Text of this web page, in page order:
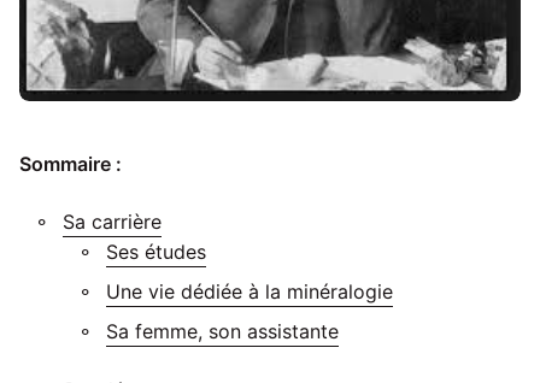
Sommaire :
Sa carrière
Ses études
Une vie dédiée à la minéralogie
Sa femme, son assistante